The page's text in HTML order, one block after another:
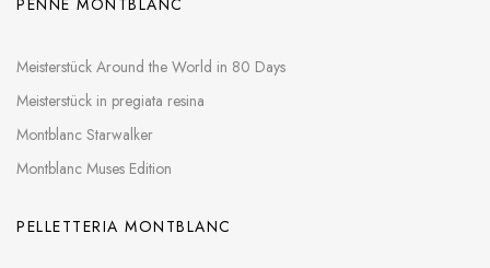
Meisterstück Around the World in 80 Days
Meisterstück in pregiata resina
Montblanc Starwalker
Montblanc Muses Edition
PELLETTERIA MONTBLANC